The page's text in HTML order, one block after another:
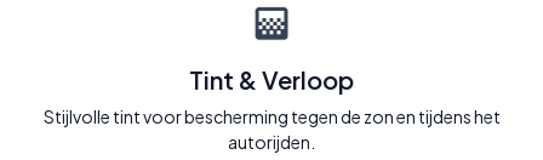
Tint & Verloop
Stijlvolle tint voor bescherming tegen de zon en tijdens het
autorijden.